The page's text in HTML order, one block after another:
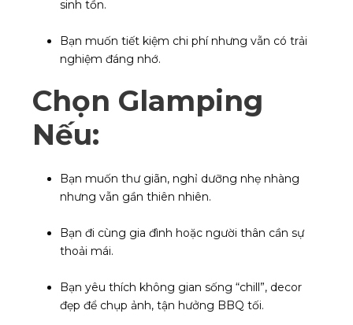
sinh tồn.
Bạn muốn tiết kiệm chi phí nhưng vẫn có trải
nghiệm đáng nhớ.
Chọn Glamping
Nếu:
Bạn muốn thư giãn, nghỉ dưỡng nhẹ nhàng
nhưng vẫn gần thiên nhiên.
Bạn đi cùng gia đình hoặc người thân cần sự
thoải mái.
Bạn yêu thích không gian sống “chill”, decor
đẹp để chụp ảnh, tận hưởng BBQ tối.